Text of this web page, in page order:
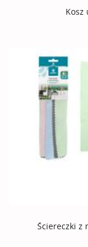
Kosz
Ściereczki z